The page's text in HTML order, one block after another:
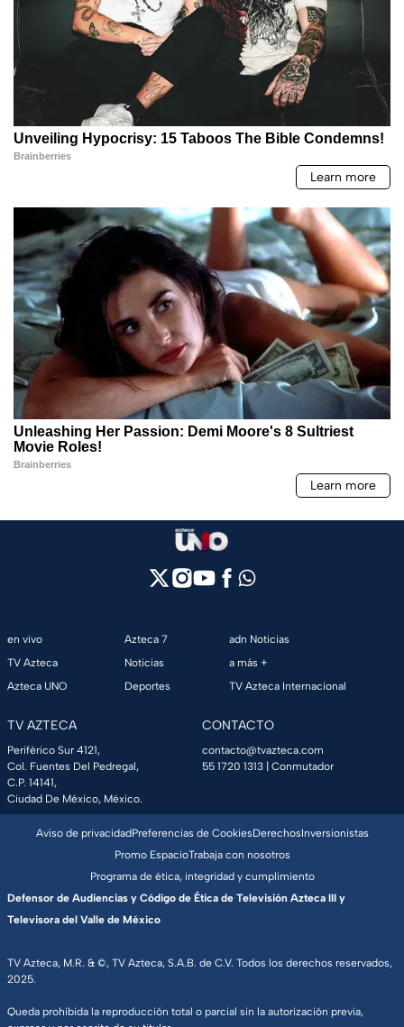
en vivo
TV Azteca
Azteca UNO
Azteca 7
Noticias
Deportes
adn Noticias
a más +
TV Azteca Internacional
TV AZTECA
Periférico Sur 4121,
Col. Fuentes Del Pedregal,
C.P. 14141,
Ciudad De México, México.
CONTACTO
contacto@tvazteca.com
55 1720 1313 | Conmutador
TV Azteca, M.R. & ©, TV Azteca, S.A.B. de C.V. Todos los derechos reservados,
2025.
Queda prohibida la reproducción total o parcial sin la autorización previa,
Aviso de privacidadPreferencias de CookiesDerechosInversionistas
Promo EspacioTrabaja con nosotros
Programa de ética, integridad y cumplimiento
Defensor de Audiencias y Código de Ética de Televisión Azteca III y
Televisora del Valle de México